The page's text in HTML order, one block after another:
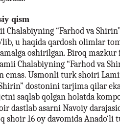
qism
Chalabiyning “Farhod va
u haqida qardosh olimlar
oshirilgan. Biroq
Chalabiyning “Farhod va
emas. Usmonli turk shoiri
dostonini tarjima qilar
saqlab qolgan holatda
dastlab asarni Navoiy
shoir 16 oy davomida Anado‘li